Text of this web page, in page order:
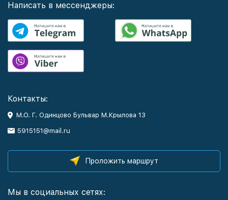
Написать в мессенджеры:
Контакты:
М.О. Г. Одинцово Бульвар М.Крылова 13
5915151@mail.ru
Проложить маршрут
Мы в социальных сетях: